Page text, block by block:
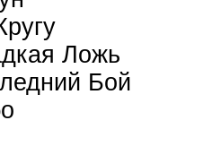
Ложь
Бой